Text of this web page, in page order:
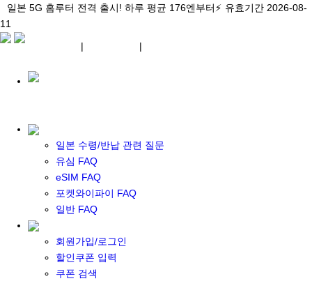
일본 5G 홈루터 전격 출시! 하루 평균 176엔부터⚡ 유효기간 2026-08-
11
일본 수령/반납 관련 질문
유심 FAQ
eSIM FAQ
포켓와이파이 FAQ
일반 FAQ
회원가입/로그인
할인쿠폰 입력
쿠폰 검색
\아이비디오 eSIM🇯🇵/ 일본 3대 현지망 모두 플랜 완비! 유효기간
2026-08-11
일본 5G 홈루터 전격 출시! 하루 평균 176엔부터⚡ 유효기간 2026-08-
11
| |
포켓 와이파이 대여
일본 와이파이
일본 계약 와이파이
eSIM
일본 eSIM
한국 eSIM
대만 eSIM